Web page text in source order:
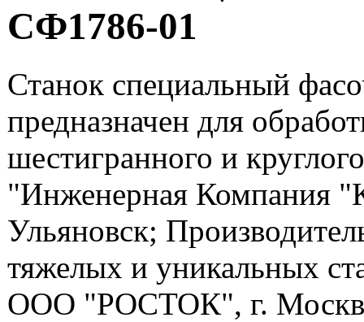
СФ1786-01
Станок специальный
предназначен для
шестигранного и
"Инженерная Компания
Ульяновск;
тяжелых и уникальных
ООО "РОСТОК", г.